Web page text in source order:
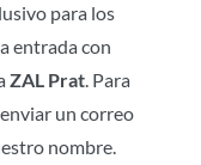
para los
entrada con
ZAL Prat. Para
un correo
nombre.